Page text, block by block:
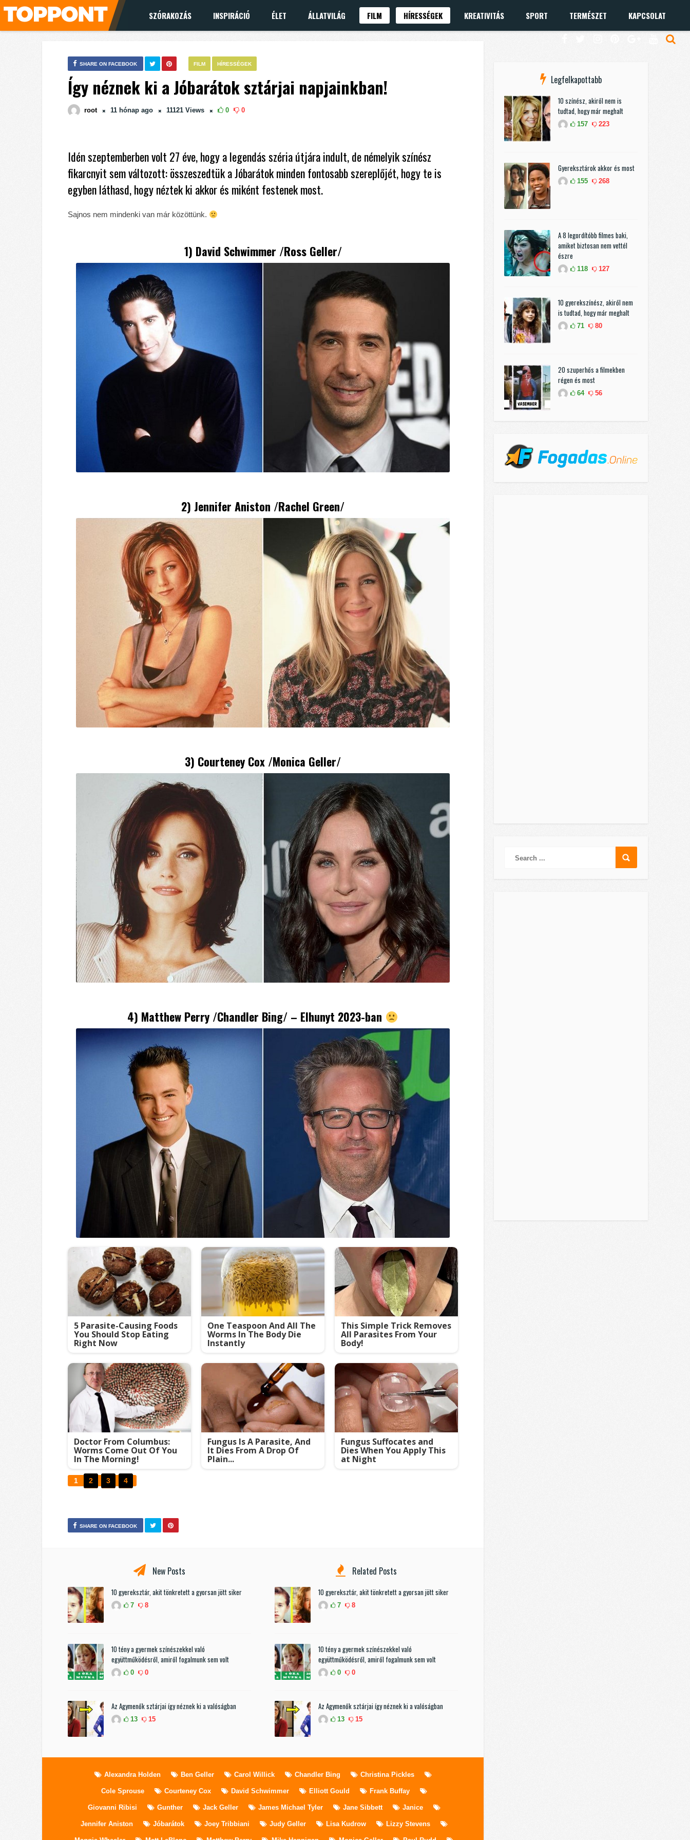
SZÓRAKOZÁS INSPIRÁCIÓ ÉLET ÁLLATVILÁG FILM HÍRESSÉGEK KREATIVITÁS SPORT TERMÉSZET KAPCSOLAT
FILM HÍRESSÉGEK
SHARE ON FACEBOOK
Így néznek ki a Jóbarátok sztárjai napjainkban!
root 11 hónap ago 11121 Views 0 0
Idén szeptemberben volt 27 éve, hogy a legendás széria útjára indult, de némelyik színész
fikarcnyit sem változott: összeszedtük a Jóbarátok minden fontosabb szereplőjét, hogy te is
egyben láthasd, hogy néztek ki akkor és miként festenek most.
Sajnos nem mindenki van már közöttünk.
1) David Schwimmer /Ross Geller/
2) Jennifer Aniston /Rachel Green/
3) Courteney Cox /Monica Geller/
4) Matthew Perry /Chandler Bing/ – Elhunyt 2023-ban
5 Parasite-Causing Foods
You Should Stop Eating
Right Now
One Teaspoon And All The
Worms In The Body Die
Instantly
This Simple Trick Removes
All Parasites From Your
Body!
Doctor From Columbus:
Worms Come Out Of You
In The Morning!
Fungus Is A Parasite, And
It Dies From A Drop Of
Plain...
Fungus Suffocates and
Dies When You Apply This
at Night
1 2 3 4
SHARE ON FACEBOOK
New Posts
10 gyereksztár, akit tönkretett a gyorsan jött siker
7 8
10 tény a gyermek színészekkel való
együttműködésről, amiről fogalmunk sem volt
0 0
Az Agymenők sztárjai így néznek ki a valóságban
13 15
Related Posts
10 gyereksztár, akit tönkretett a gyorsan jött siker
7 8
10 tény a gyermek színészekkel való
együttműködésről, amiről fogalmunk sem volt
0 0
Az Agymenők sztárjai így néznek ki a valóságban
13 15
Alexandra Holden Ben Geller Carol Willick Chandler Bing Christina Pickles
Cole Sprouse Courteney Cox David Schwimmer Elliott Gould Frank Buffay
Giovanni Ribisi Gunther Jack Geller James Michael Tyler Jane Sibbett Janice
Jennifer Aniston Jóbarátok Joey Tribbiani Judy Geller Lisa Kudrow Lizzy Stevens
Legfelkapottabb
10 színész, akiről nem is
tudtad, hogy már meghalt
157 223
Gyereksztárok akkor és most
155 268
A 8 legordítóbb filmes baki,
amiket biztosan nem vettél
észre
118 127
10 gyerekszínész, akiről nem
is tudtad, hogy már meghalt
71 80
20 szuperhős a filmekben
régen és most
64 56